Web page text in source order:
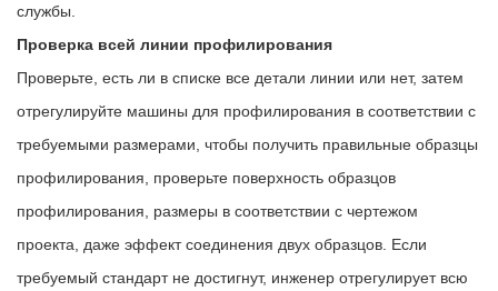
службы.
Проверка всей линии профилирования
Проверьте, есть ли в списке все детали линии или нет, затем
отрегулируйте машины для профилирования в соответствии с
требуемыми размерами, чтобы получить правильные образцы
профилирования, проверьте поверхность образцов
профилирования, размеры в соответствии с чертежом
проекта, даже эффект соединения двух образцов. Если
требуемый стандарт не достигнут, инженер отрегулирует всю